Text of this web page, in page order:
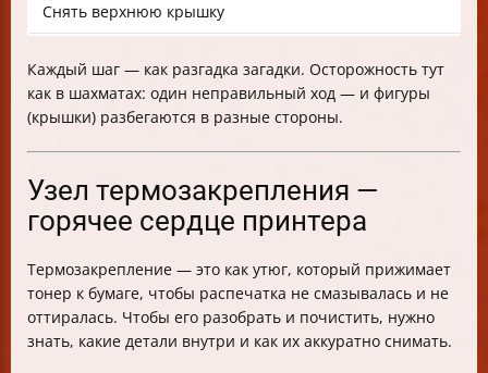
Снять верхнюю крышку
Каждый шаг — как разгадка загадки. Осторожность тут
как в шахматах: один неправильный ход — и фигуры
(крышки) разбегаются в разные стороны.
Узел термозакрепления —
горячее сердце принтера
Термозакрепление — это как утюг, который прижимает
тонер к бумаге, чтобы распечатка не смазывалась и не
оттиралась. Чтобы его разобрать и почистить, нужно
знать, какие детали внутри и как их аккуратно снимать.